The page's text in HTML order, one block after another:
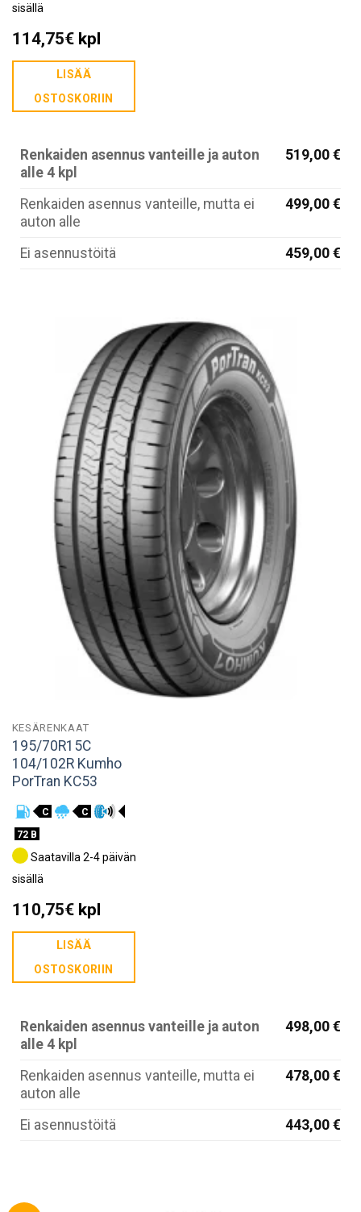
sisällä
114,75€kpl
LISÄÄ
OSTOSKORIIN
Renkaiden asennus vanteille ja auton
alle 4 kpl
519,00 €
Renkaiden asennus vanteille, mutta ei
auton alle
499,00 €
Ei asennustöitä 459,00 €
KESÄRENKAAT
195/70R15C
104/102R Kumho
PorTran KC53
C
C
72 B
Saatavilla 2-4 päivän
sisällä
110,75€kpl
LISÄÄ
OSTOSKORIIN
Renkaiden asennus vanteille ja auton
alle 4 kpl
498,00 €
Renkaiden asennus vanteille, mutta ei
auton alle
478,00 €
Ei asennustöitä 443,00 €